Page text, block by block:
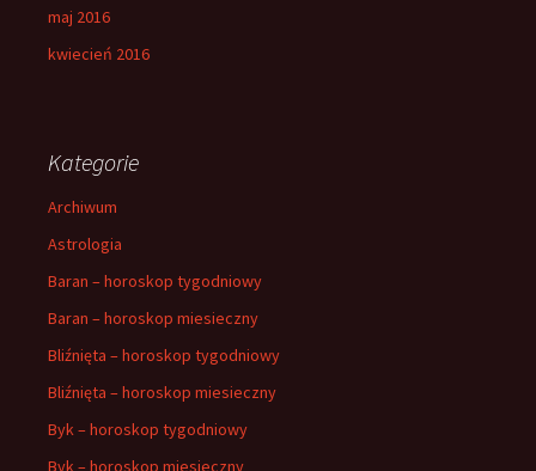
maj 2016
kwiecień 2016
Kategorie
Archiwum
Astrologia
Baran – horoskop tygodniowy
Baran – horoskop miesieczny
Bliźnięta – horoskop tygodniowy
Bliźnięta – horoskop miesieczny
Byk – horoskop tygodniowy
Byk – horoskop miesieczny